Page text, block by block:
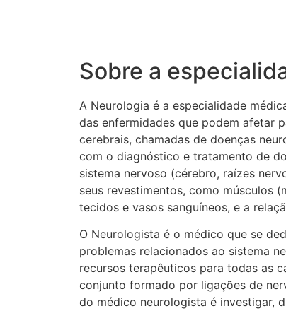
Sobre a
A Neurologia é a especialidade
das enfermidades que podem afetar
cerebrais, chamadas de doenças
com o diagnóstico e tratamento de
sistema nervoso (cérebro, raízes
seus revestimentos, como músculos
tecidos e vasos sanguíneos, e a
O Neurologista é o médico que se
problemas relacionados ao sistema
recursos terapêuticos para todas as
conjunto formado por ligações de
do médico neurologista é investigar,